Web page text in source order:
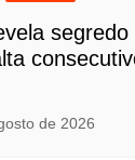
segredo
de 2026